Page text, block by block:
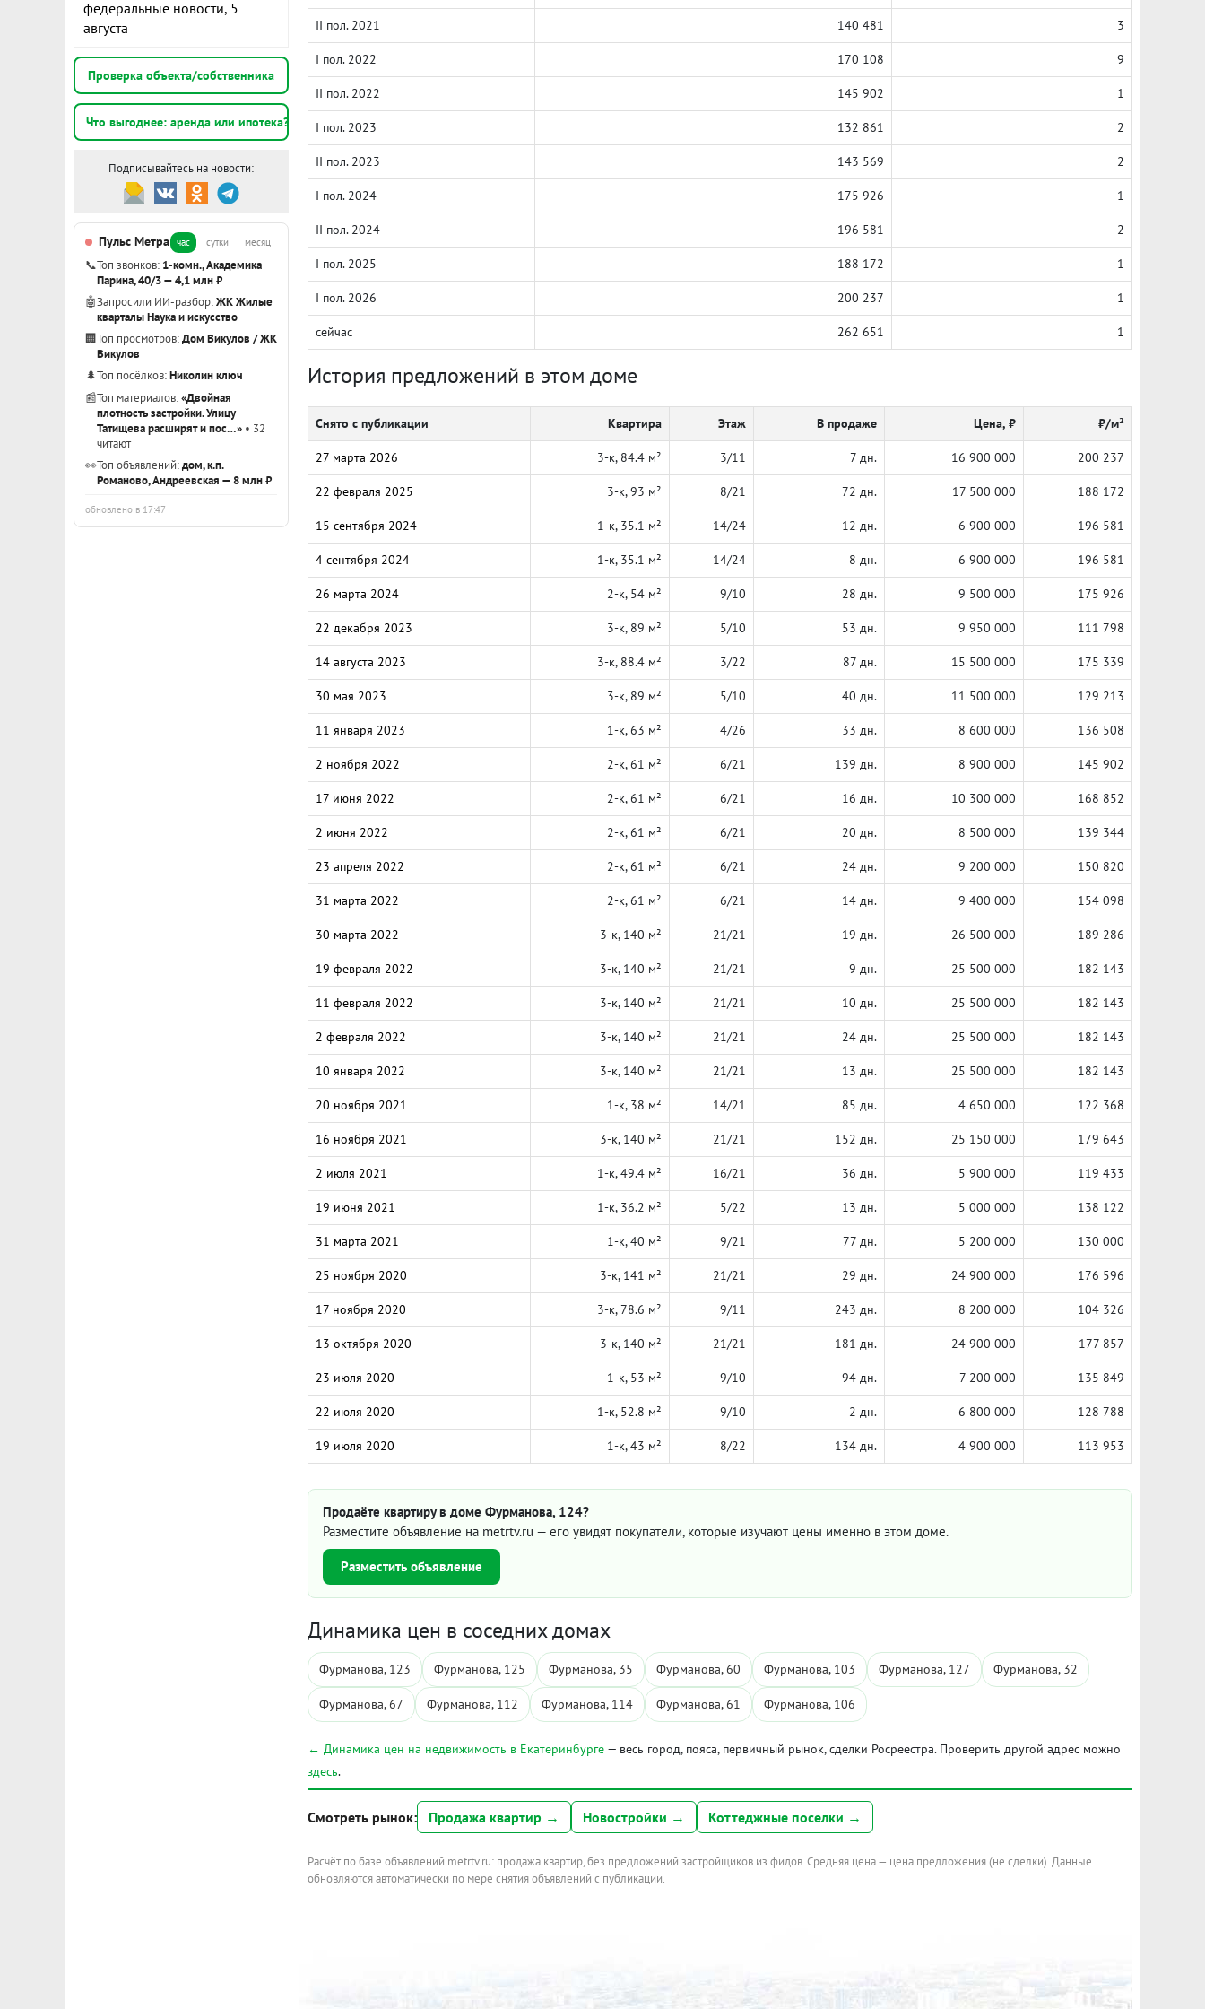
федеральные новости, 5
августа
Проверка объекта/собственника
Что выгоднее: аренда или ипотека?
Подписывайтесь на новости:
Пульс Метра час сутки месяц
📞Топ звонков: 1-комн., Академика
Парина, 40/3 — 4,1 млн ₽
🤖Запросили ИИ-разбор:ЖК Жилые
кварталы Наука и искусство
🏢Топ просмотров:Дом Викулов / ЖК
Викулов
🌲Топ посёлков:Николин ключ
📰Топ материалов:«Двойная
плотность застройки. Улицу
Татищева расширят и пос…» • 32
читают
👀Топ объявлений:дом, к.п.
Романово, Андреевская — 8 млн ₽
обновлено в 17:47
II пол. 2021 140 481 3
I пол. 2022 170 108 9
II пол. 2022 145 902 1
I пол. 2023 132 861 2
II пол. 2023 143 569 2
I пол. 2024 175 926 1
II пол. 2024 196 581 2
I пол. 2025 188 172 1
I пол. 2026 200 237 1
сейчас 262 651 1
История предложений в этом доме
Снято с публикации Квартира Этаж В продаже Цена, ₽ ₽/м²
27 марта 2026 3-к, 84.4 м² 3/11 7 дн. 16 900 000 200 237
22 февраля 2025 3-к, 93 м² 8/21 72 дн. 17 500 000 188 172
15 сентября 2024 1-к, 35.1 м² 14/24 12 дн. 6 900 000 196 581
4 сентября 2024 1-к, 35.1 м² 14/24 8 дн. 6 900 000 196 581
26 марта 2024 2-к, 54 м² 9/10 28 дн. 9 500 000 175 926
22 декабря 2023 3-к, 89 м² 5/10 53 дн. 9 950 000 111 798
14 августа 2023 3-к, 88.4 м² 3/22 87 дн. 15 500 000 175 339
30 мая 2023 3-к, 89 м² 5/10 40 дн. 11 500 000 129 213
11 января 2023 1-к, 63 м² 4/26 33 дн. 8 600 000 136 508
2 ноября 2022 2-к, 61 м² 6/21 139 дн. 8 900 000 145 902
17 июня 2022 2-к, 61 м² 6/21 16 дн. 10 300 000 168 852
2 июня 2022 2-к, 61 м² 6/21 20 дн. 8 500 000 139 344
23 апреля 2022 2-к, 61 м² 6/21 24 дн. 9 200 000 150 820
31 марта 2022 2-к, 61 м² 6/21 14 дн. 9 400 000 154 098
30 марта 2022 3-к, 140 м² 21/21 19 дн. 26 500 000 189 286
19 февраля 2022 3-к, 140 м² 21/21 9 дн. 25 500 000 182 143
11 февраля 2022 3-к, 140 м² 21/21 10 дн. 25 500 000 182 143
2 февраля 2022 3-к, 140 м² 21/21 24 дн. 25 500 000 182 143
10 января 2022 3-к, 140 м² 21/21 13 дн. 25 500 000 182 143
20 ноября 2021 1-к, 38 м² 14/21 85 дн. 4 650 000 122 368
16 ноября 2021 3-к, 140 м² 21/21 152 дн. 25 150 000 179 643
2 июля 2021 1-к, 49.4 м² 16/21 36 дн. 5 900 000 119 433
19 июня 2021 1-к, 36.2 м² 5/22 13 дн. 5 000 000 138 122
31 марта 2021 1-к, 40 м² 9/21 77 дн. 5 200 000 130 000
25 ноября 2020 3-к, 141 м² 21/21 29 дн. 24 900 000 176 596
17 ноября 2020 3-к, 78.6 м² 9/11 243 дн. 8 200 000 104 326
13 октября 2020 3-к, 140 м² 21/21 181 дн. 24 900 000 177 857
23 июля 2020 1-к, 53 м² 9/10 94 дн. 7 200 000 135 849
22 июля 2020 1-к, 52.8 м² 9/10 2 дн. 6 800 000 128 788
19 июля 2020 1-к, 43 м² 8/22 134 дн. 4 900 000 113 953
Продаёте квартиру в доме Фурманова, 124?
Разместите объявление на metrtv.ru — его увидят покупатели, которые изучают цены именно в этом доме.
Разместить объявление
Динамика цен в соседних домах
Фурманова, 123 Фурманова, 125 Фурманова, 35 Фурманова, 60 Фурманова, 103 Фурманова, 127 Фурманова, 32
Фурманова, 67 Фурманова, 112 Фурманова, 114 Фурманова, 61 Фурманова, 106
← Динамика цен на недвижимость в Екатеринбурге — весь город, пояса, первичный рынок, сделки Росреестра. Проверить другой адрес можно
здесь.
Смотреть рынок: Продажа квартир → Новостройки → Коттеджные поселки →
Расчёт по базе объявлений metrtv.ru: продажа квартир, без предложений застройщиков из фидов. Средняя цена — цена предложения (не сделки). Данные
обновляются автоматически по мере снятия объявлений с публикации.